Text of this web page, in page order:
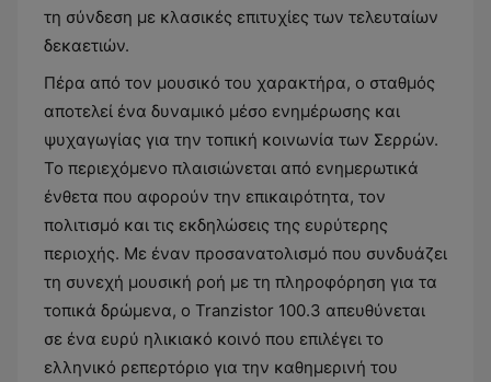
τη σύνδεση με κλασικές επιτυχίες των τελευταίων
δεκαετιών.
Πέρα από τον μουσικό του χαρακτήρα, ο σταθμός
αποτελεί ένα δυναμικό μέσο ενημέρωσης και
ψυχαγωγίας για την τοπική κοινωνία των Σερρών.
Το περιεχόμενο πλαισιώνεται από ενημερωτικά
ένθετα που αφορούν την επικαιρότητα, τον
πολιτισμό και τις εκδηλώσεις της ευρύτερης
περιοχής. Με έναν προσανατολισμό που συνδυάζει
τη συνεχή μουσική ροή με τη πληροφόρηση για τα
τοπικά δρώμενα, ο Tranzistor 100.3 απευθύνεται
σε ένα ευρύ ηλικιακό κοινό που επιλέγει το
ελληνικό ρεπερτόριο για την καθημερινή του